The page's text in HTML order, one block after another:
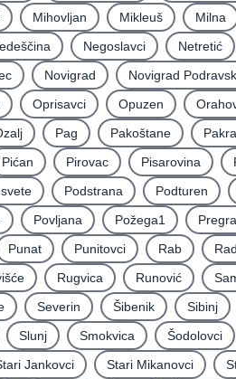
Mihovljan Mikleuš Milna
Negoslavci Netretić
Novigrad Novigrad
Oprisavci Opuzen
Pag Pakoštane
Pićan Pirovac Pisarovina
Podstrana Podturen
Povljana Požega1
Punat Punitovci Rab
Rugvica Runović
Severin Šibenik Sibinj
Slunj Smokvica Šodolovci
Jankovci Stari Mikanovci